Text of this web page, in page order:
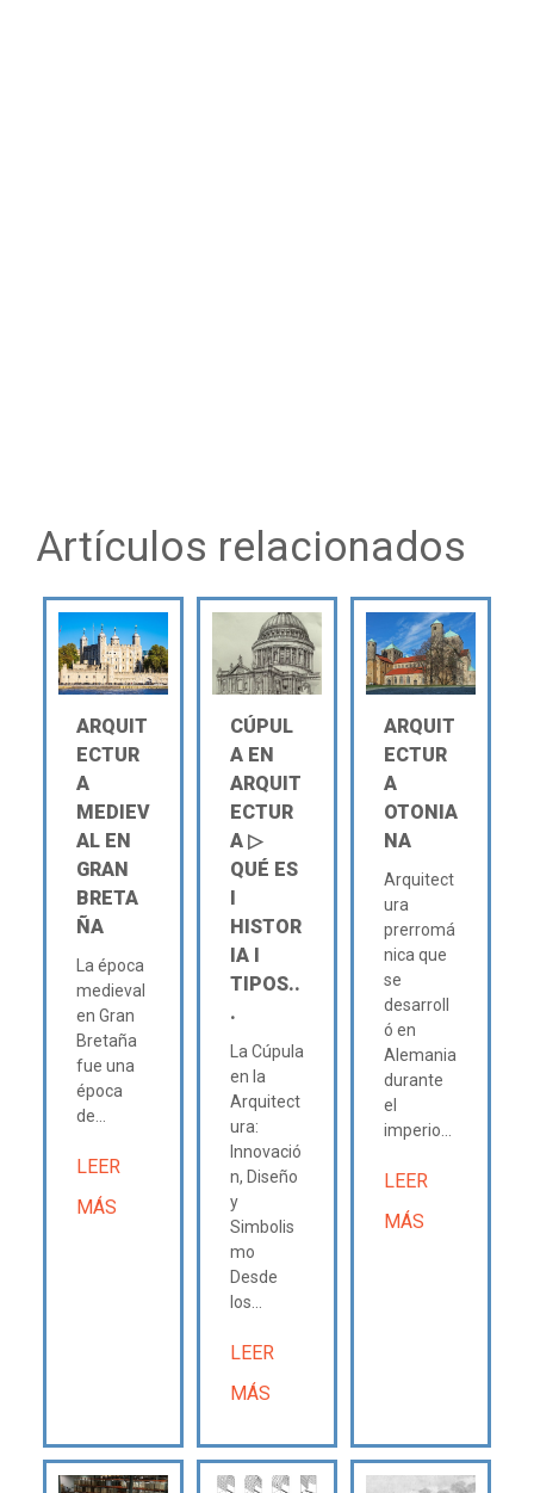
Artículos relacionados
ARQUIT
ECTUR
A
MEDIEV
AL EN
GRAN
BRETA
ÑA
La época
medieval
en Gran
Bretaña
fue una
época
de...
LEER
MÁS
CÚPUL
A EN
ARQUIT
ECTUR
A ▷
QUÉ ES
Ι
HISTOR
IA Ι
TIPOS..
.
La Cúpula
en la
Arquitect
ura:
Innovació
n, Diseño
y
Simbolis
mo
Desde
los...
LEER
MÁS
ARQUIT
ECTUR
A
OTONIA
NA
Arquitect
ura
prerromá
nica que
se
desarroll
ó en
Alemania
durante
el
imperio...
LEER
MÁS